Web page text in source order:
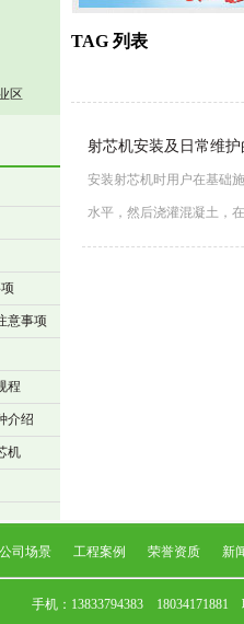
区
意事项
程
介绍
机
TAG 列表
射芯机安装及日常维
安装射芯机时用户在基础
水平，然后浇灌混凝土，
公司场景 工程案例 荣誉资质 新
手机：13833794383